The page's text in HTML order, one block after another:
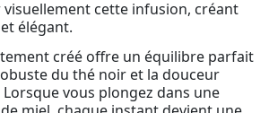
cette infusion, créant
élégant.
créé offre un équilibre parfait
du thé noir et la douceur
vous plongez dans une